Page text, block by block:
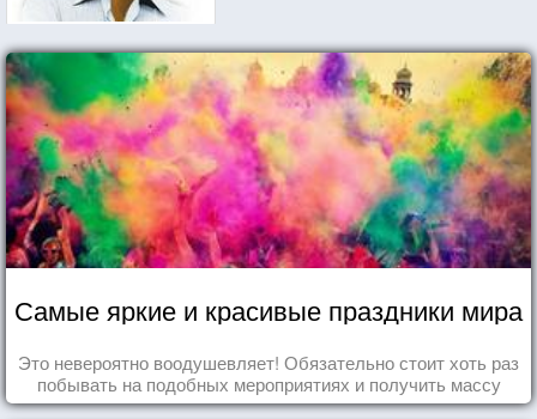
Самые яркие и красивые праздники мира
Это невероятно воодушевляет! Обязательно стоит хоть раз
побывать на подобных мероприятиях и получить массу
впечатлений!